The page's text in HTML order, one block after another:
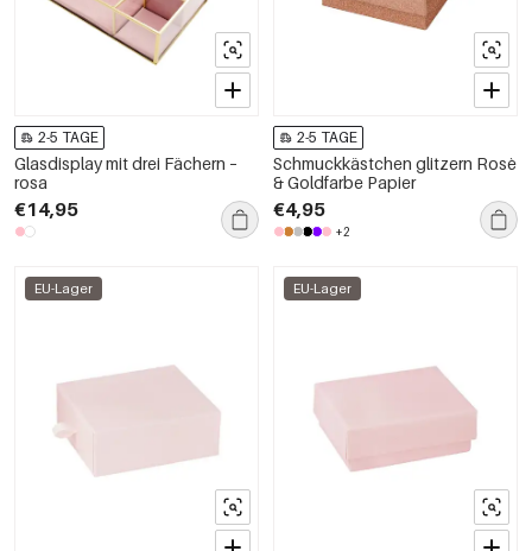
2-5 TAGE
Glasdisplay mit drei Fächern –
rosa
€14,95
2-5 TAGE
Schmuckkästchen glitzern Rosè
& Goldfarbe Papier
€4,95
+2
EU-Lager EU-Lager